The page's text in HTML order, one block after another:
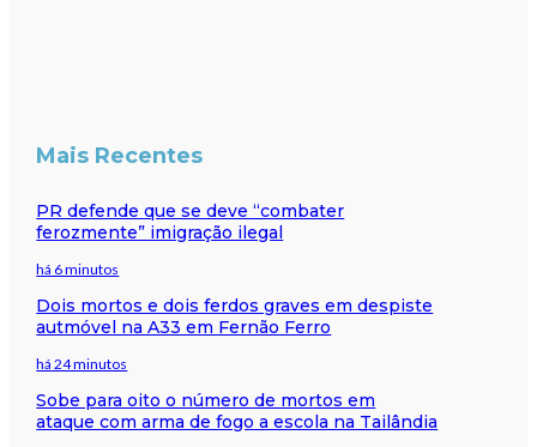
Mais Recentes
PR defende que se deve “combater
ferozmente” imigração ilegal
há 6 minutos
Dois mortos e dois ferdos graves em despiste
autmóvel na A33 em Fernão Ferro
há 24 minutos
Sobe para oito o número de mortos em
ataque com arma de fogo a escola na Tailândia